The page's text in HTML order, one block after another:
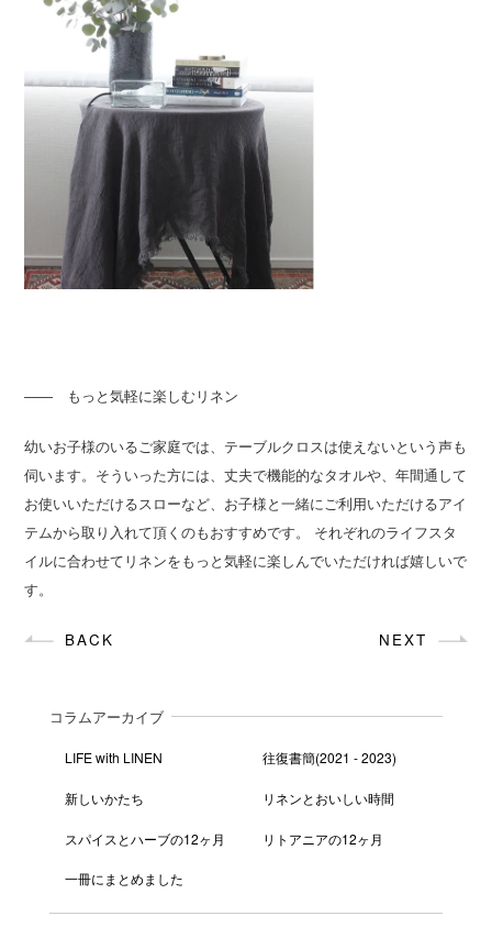
―― もっと気軽に楽しむリネン
幼いお子様のいるご家庭では、テーブルクロスは使えないという声も
伺います。そういった方には、丈夫で機能的なタオルや、年間通して
お使いいただけるスローなど、お子様と一緒にご利用いただけるアイ
テムから取り入れて頂くのもおすすめです。 それぞれのライフスタ
イルに合わせてリネンをもっと気軽に楽しんでいただければ嬉しいで
す。
BACK NEXT
コラムアーカイブ
LIFE with LINEN 往復書簡(2021 - 2023)
新しいかたち リネンとおいしい時間
スパイスとハーブの12ヶ月 リトアニアの12ヶ月
一冊にまとめました